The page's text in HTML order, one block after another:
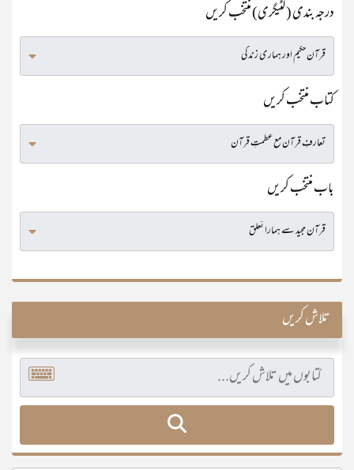
درجہ بندی (کٹیگری) منتخب کریں
کتاب منتخب کریں
باب منتخب کریں
تلاش کریں